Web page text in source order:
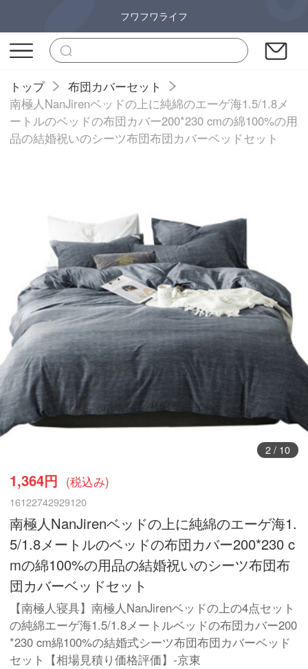
フワフワライフ
トップ
布団カバーセット
南極人NanJirenベッドの上に純綿のエーゲ海1.5/1.8メ
ートルのベッドの布団カバー200*230 cmの綿100%の用
品の結婚祝いのシーツ布団布団カバーベッドセット
3/ 10
1,364円 (税込み)
16122742929120
南極人NanJirenベッドの上に純綿のエーゲ海1.
5/1.8メートルのベッドの布団カバー200*230 c
mの綿100%の用品の結婚祝いのシーツ布団布
団カバーベッドセット
【南極人寝具】南極人NanJirenベッドの上の4点セット
の純綿エーゲ海1.5/1.8メートルベッドの布団カバー200
*230 cm綿100%の結婚式シーツ布団布団カバーベッド
セット【相場見積り価格評価】-京東